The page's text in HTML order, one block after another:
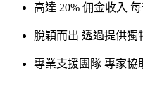
高達 20% 佣金收入
脫穎而出 透過提供獨
專業支援團隊 專家協